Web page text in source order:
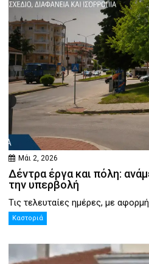
Μάι 2, 2026
Δέντρα έργα και πόλη:
την υπερβολή
Τις τελευταίες ημέρες, με
Καστοριά